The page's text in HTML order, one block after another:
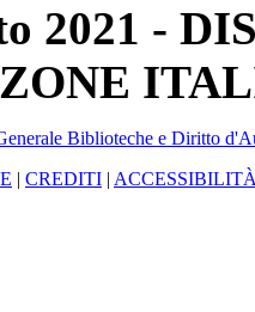
2021 -
Biblioteche e Diritto
| CREDITI |